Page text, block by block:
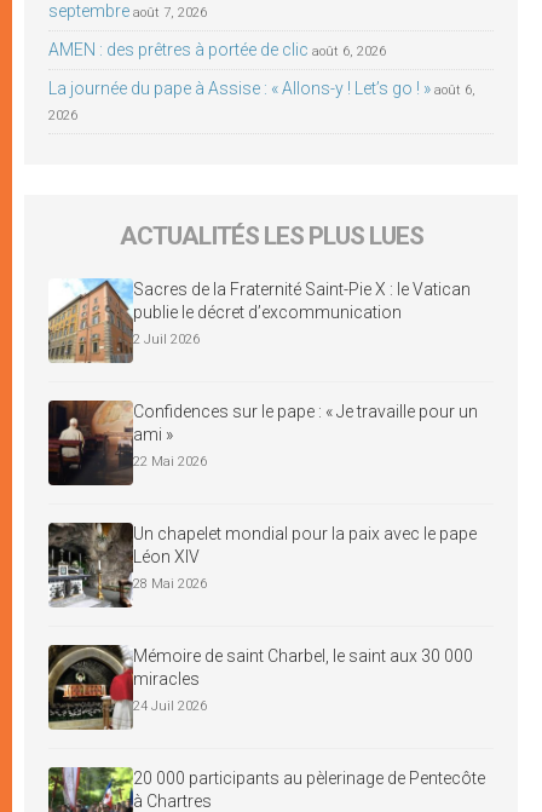
septembre août 7, 2026
AMEN : des prêtres à portée de clic août 6, 2026
La journée du pape à Assise : « Allons-y ! Let’s go ! » août 6,
2026
ACTUALITÉS LES PLUS LUES
Sacres de la Fraternité Saint-Pie X : le Vatican
publie le décret d’excommunication
2 Juil 2026
Confidences sur le pape : « Je travaille pour un
ami »
22 Mai 2026
Un chapelet mondial pour la paix avec le pape
Léon XIV
28 Mai 2026
Mémoire de saint Charbel, le saint aux 30 000
miracles
24 Juil 2026
20 000 participants au pèlerinage de Pentecôte
à Chartres